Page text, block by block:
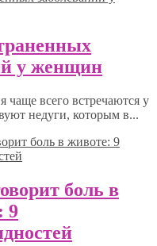
у женщин
чаще всего встречаются у
недуги, которым в...
боль в
9